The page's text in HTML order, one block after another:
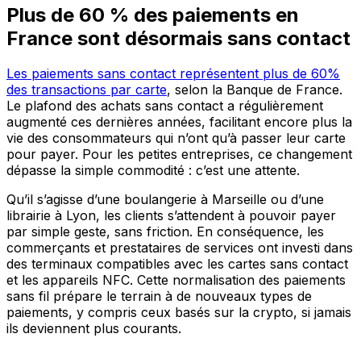
Plus de 60 % des paiements en
France sont désormais sans contact
Les paiements sans contact représentent plus de 60%
des transactions par carte, selon la Banque de France.
Le plafond des achats sans contact a régulièrement
augmenté ces dernières années, facilitant encore plus la
vie des consommateurs qui n’ont qu’à passer leur carte
pour payer. Pour les petites entreprises, ce changement
dépasse la simple commodité : c’est une attente.
Qu’il s’agisse d’une boulangerie à Marseille ou d’une
librairie à Lyon, les clients s’attendent à pouvoir payer
par simple geste, sans friction. En conséquence, les
commerçants et prestataires de services ont investi dans
des terminaux compatibles avec les cartes sans contact
et les appareils NFC. Cette normalisation des paiements
sans fil prépare le terrain à de nouveaux types de
paiements, y compris ceux basés sur la crypto, si jamais
ils deviennent plus courants.